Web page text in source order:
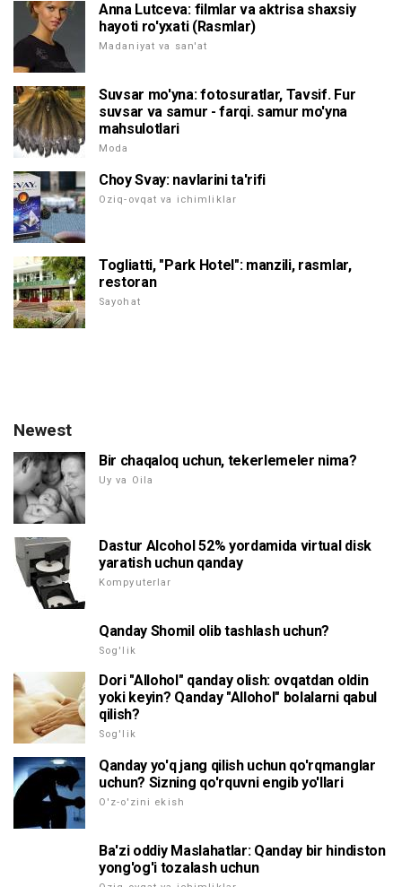
Anna Lutceva: filmlar va aktrisa shaxsiy
hayoti ro'yxati (Rasmlar)
Madaniyat va san'at
Suvsar mo'yna: fotosuratlar, Tavsif. Fur
suvsar va samur - farqi. samur mo'yna
mahsulotlari
Moda
Choy Svay: navlarini ta'rifi
Oziq-ovqat va ichimliklar
Togliatti, "Park Hotel": manzili, rasmlar,
restoran
Sayohat
Newest
Bir chaqaloq uchun, tekerlemeler nima?
Uy va Oila
Dastur Alcohol 52% yordamida virtual disk
yaratish uchun qanday
Kompyuterlar
Qanday Shomil olib tashlash uchun?
Sog'lik
Dori "Allohol" qanday olish: ovqatdan oldin
yoki keyin? Qanday "Allohol" bolalarni qabul
qilish?
Sog'lik
Qanday yo'q jang qilish uchun qo'rqmanglar
uchun? Sizning qo'rquvni engib yo'llari
O'z-o'zini ekish
Ba'zi oddiy Maslahatlar: Qanday bir hindiston
yong'og'i tozalash uchun